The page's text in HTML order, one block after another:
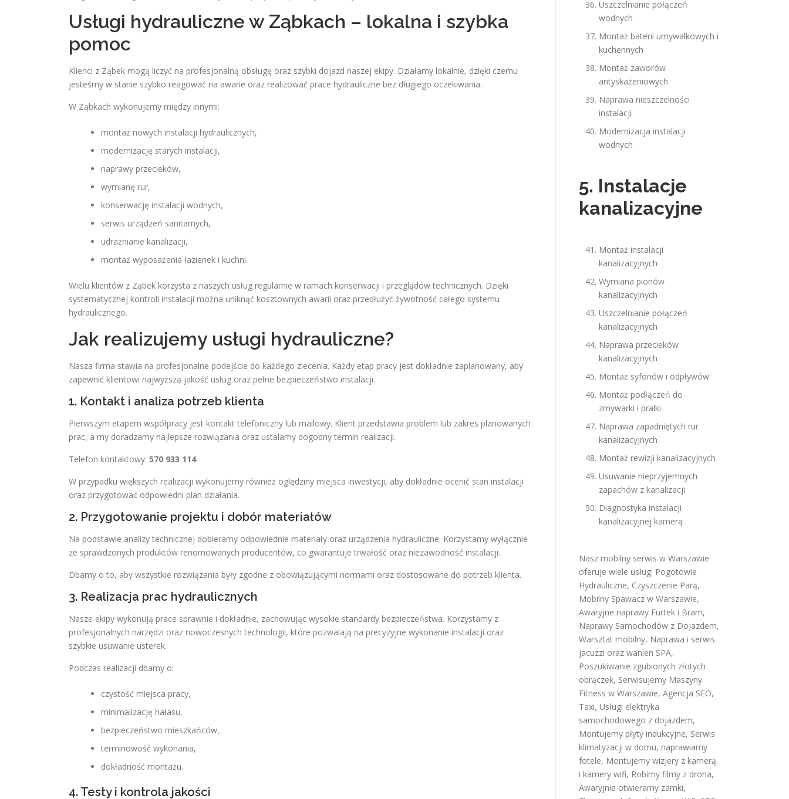
Usługi hydrauliczne w Ząbkach – lokalna i szybka
pomoc
Klienci z Ząbek mogą liczyć na profesjonalną obsługę oraz szybki dojazd naszej ekipy. Działamy lokalnie, dzięki czemu
jesteśmy w stanie szybko reagować na awarie oraz realizować prace hydrauliczne bez długiego oczekiwania.
W Ząbkach wykonujemy między innymi:
montaż nowych instalacji hydraulicznych,
modernizację starych instalacji,
naprawy przecieków,
wymianę rur,
konserwację instalacji wodnych,
serwis urządzeń sanitarnych,
udrażnianie kanalizacji,
montaż wyposażenia łazienek i kuchni.
Wielu klientów z Ząbek korzysta z naszych usług regularnie w ramach konserwacji i przeglądów technicznych. Dzięki
systematycznej kontroli instalacji można uniknąć kosztownych awarii oraz przedłużyć żywotność całego systemu
hydraulicznego.
Jak realizujemy usługi hydrauliczne?
Nasza firma stawia na profesjonalne podejście do każdego zlecenia. Każdy etap pracy jest dokładnie zaplanowany, aby
zapewnić klientowi najwyższą jakość usług oraz pełne bezpieczeństwo instalacji.
1. Kontakt i analiza potrzeb klienta
Pierwszym etapem współpracy jest kontakt telefoniczny lub mailowy. Klient przedstawia problem lub zakres planowanych
prac, a my doradzamy najlepsze rozwiązania oraz ustalamy dogodny termin realizacji.
Telefon kontaktowy: 570 933 114
W przypadku większych realizacji wykonujemy również oględziny miejsca inwestycji, aby dokładnie ocenić stan instalacji
oraz przygotować odpowiedni plan działania.
2. Przygotowanie projektu i dobór materiałów
Na podstawie analizy technicznej dobieramy odpowiednie materiały oraz urządzenia hydrauliczne. Korzystamy wyłącznie
ze sprawdzonych produktów renomowanych producentów, co gwarantuje trwałość oraz niezawodność instalacji.
Dbamy o to, aby wszystkie rozwiązania były zgodne z obowiązującymi normami oraz dostosowane do potrzeb klienta.
3. Realizacja prac hydraulicznych
Nasze ekipy wykonują prace sprawnie i dokładnie, zachowując wysokie standardy bezpieczeństwa. Korzystamy z
profesjonalnych narzędzi oraz nowoczesnych technologii, które pozwalają na precyzyjne wykonanie instalacji oraz
szybkie usuwanie usterek.
Podczas realizacji dbamy o:
czystość miejsca pracy,
minimalizację hałasu,
bezpieczeństwo mieszkańców,
terminowość wykonania,
dokładność montażu.
4. Testy i kontrola jakości
Uszczelnianie połączeń
wodnych
Montaż baterii umywalkowych i
kuchennych
Montaż zaworów
antyskażeniowych
Naprawa nieszczelności
instalacji
Modernizacja instalacji
wodnych
5. Instalacje
kanalizacyjne
Montaż instalacji
kanalizacyjnych
Wymiana pionów
kanalizacyjnych
Uszczelnianie połączeń
kanalizacyjnych
Naprawa przecieków
kanalizacyjnych
Montaż syfonów i odpływów
Montaż podłączeń do
zmywarki i pralki
Naprawa zapadniętych rur
kanalizacyjnych
Montaż rewizji kanalizacyjnych
Usuwanie nieprzyjemnych
zapachów z kanalizacji
Diagnostyka instalacji
kanalizacyjnej kamerą
Nasz mobilny serwis w Warszawie
oferuje wiele usług: Pogotowie
Hydrauliczne, Czyszczenie Parą,
Mobilny Spawacz w Warszawie,
Awaryjne naprawy Furtek i Bram,
Naprawy Samochodów z Dojazdem,
Warsztat mobilny, Naprawa i serwis
jacuzzi oraz wanien SPA,
Poszukiwanie zgubionych złotych
obrączek, Serwisujemy Maszyny
Fitness w Warszawie, Agencja SEO,
Taxi, Usługi elektryka
samochodowego z dojazdem,
Montujemy płyty indukcyjne, Serwis
klimatyzacji w domu, naprawiamy
fotele, Montujemy wizjery z kamerą
i kamery wifi, Robimy filmy z drona,
Awaryjnie otwieramy zamki,